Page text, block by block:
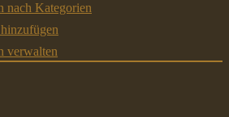
nach Kategorien
hinzufügen
verwalten